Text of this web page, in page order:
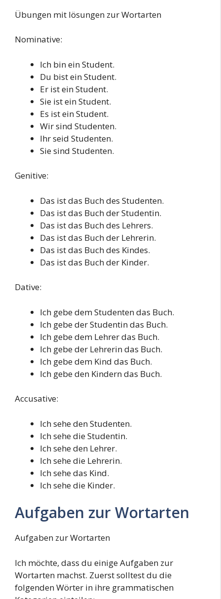
Übungen mit lösungen zur Wortarten
Nominative:
Ich bin ein Student.
Du bist ein Student.
Er ist ein Student.
Sie ist ein Student.
Es ist ein Student.
Wir sind Studenten.
Ihr seid Studenten.
Sie sind Studenten.
Genitive:
Das ist das Buch des Studenten.
Das ist das Buch der Studentin.
Das ist das Buch des Lehrers.
Das ist das Buch der Lehrerin.
Das ist das Buch des Kindes.
Das ist das Buch der Kinder.
Dative:
Ich gebe dem Studenten das Buch.
Ich gebe der Studentin das Buch.
Ich gebe dem Lehrer das Buch.
Ich gebe der Lehrerin das Buch.
Ich gebe dem Kind das Buch.
Ich gebe den Kindern das Buch.
Accusative:
Ich sehe den Studenten.
Ich sehe die Studentin.
Ich sehe den Lehrer.
Ich sehe die Lehrerin.
Ich sehe das Kind.
Ich sehe die Kinder.
Aufgaben zur Wortarten
Aufgaben zur Wortarten
Ich möchte, dass du einige Aufgaben zur
Wortarten machst. Zuerst solltest du die
folgenden Wörter in ihre grammatischen